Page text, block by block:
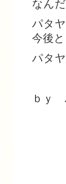
なんだ
パタ
今後
パタ
ｂｙ